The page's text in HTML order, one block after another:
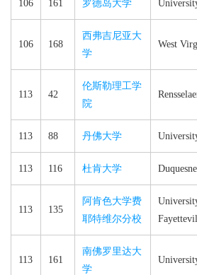
106 161 罗德岛大学
106 168
西弗吉尼亚大
学
West
113 42
伦斯勒理工学
院
113 88 丹佛大学
113 116 杜肯大学
113 135
阿肯色大学费
耶特维尔分校
113 161
南佛罗里达大
学